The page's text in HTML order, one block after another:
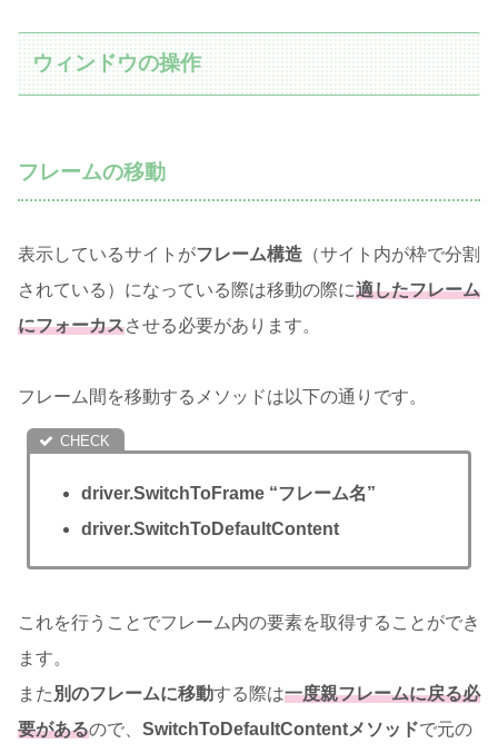
ウィンドウの操作
フレームの移動
表示しているサイトがフレーム構造 （サイト内が枠で分割
されている）になっている際は移動の際に適したフレーム
にフォーカスさせる必要があります。
フレーム間を移動するメソッドは以下の通りです。
driver.SwitchToFrame “フレーム名”
driver.SwitchToDefaultContent
これを行うことでフレーム内の要素を取得することができ
ます。
また 別のフレームに移動する際は一度親フレームに戻る必
要があるので、 SwitchToDefaultContentメソッドで元の